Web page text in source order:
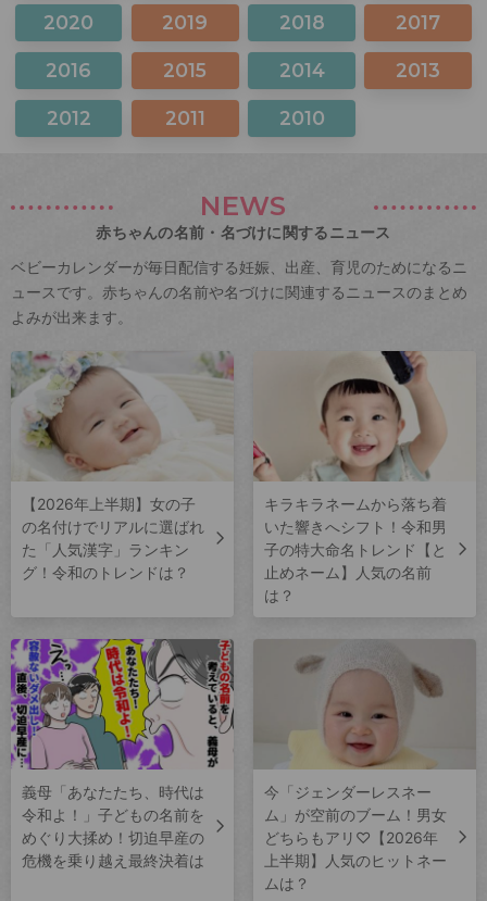
2020 2019 2018 2017
2016 2015 2014 2013
2012 2011 2010
NEWS
赤ちゃんの名前・名づけに関するニュース
ベビーカレンダーが毎日配信する妊娠、出産、育児のためになるニ
ュースです。赤ちゃんの名前や名づけに関連するニュースのまとめ
よみが出来ます。
【2026年上半期】女の子
の名付けでリアルに選ばれ
た「人気漢字」ランキン
グ！令和のトレンドは？
キラキラネームから落ち着
いた響きへシフト！令和男
子の特大命名トレンド【と
止めネーム】人気の名前
は？
義母「あなたたち、時代は
令和よ！」子どもの名前を
めぐり大揉め！切迫早産の
危機を乗り越え最終決着は
今「ジェンダーレスネー
ム」が空前のブーム！男女
どちらもアリ♡【2026年
上半期】人気のヒットネー
ムは？